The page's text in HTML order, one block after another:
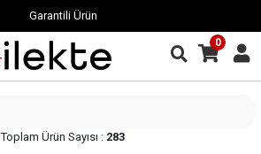
Garantili Ürün
0
Toplam Ürün Sayısı : 283